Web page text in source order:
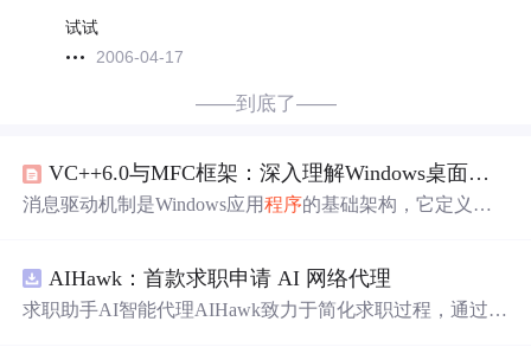
试试
2006-04-17
——到底了——
VC++6.0与MFC框架：深入理解Windows桌面开发的核心机制与现代价值
消息驱动机制是Windows应用程序的基础架构，它定义了
的高效协同，是理解GUI框架设计哲学的关键。在技术价
值层面，消息驱动模型实现了界面与逻辑的解耦，为复杂
AIHawk：首款求职申请 AI 网络代理
求职助手AI智能代理AIHawk致力于简化求职过程，通过自